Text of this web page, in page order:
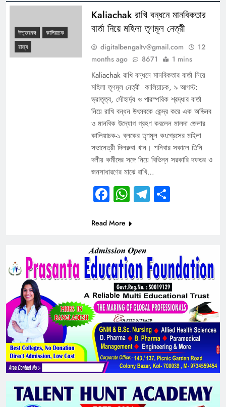
উত্তরবঙ্গ
কালিয়াচক
রাজ্য
Kaliachak রাখি বন্ধনে মানবিকতার
বার্তা নিয়ে মহিলা তৃণমূল নেত্রী
digitalbengaltv@gmail.com
12
months ago
8671 1 mins
Kaliachak রাখি বন্ধনে মানবিকতার বার্তা নিয়ে
মহিলা তৃণমূল নেত্রী কালিয়াচক, ৯ আগস্ট:
ভ্রাতৃত্ব, সৌহার্দ্য ও পারস্পরিক শ্রদ্ধার বার্তা
নিয়ে রাখি বন্ধন উৎসবকে কেন্দ্র করে এক অভিনব
ও মানবিক উদ্যোগ গ্রহণ করলেন মালদা জেলার
কালিয়াচক-১ ব্লকের তৃণমূল কংগ্রেসের মহিলা
সভানেত্রী দিলরুবা খান। শনিবার সকালে তিনি
দলীয় কর্মীদের সঙ্গে নিয়ে বিভিন্ন সরকারি দফতর ও
জনসাধারণের মাঝে রাখি…
Facebook
WhatsApp
Telegram
Share
Read More